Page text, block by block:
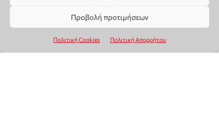
Προβολή προτιμήσεων
Πολιτική Cookies Πολιτική Απορρήτου